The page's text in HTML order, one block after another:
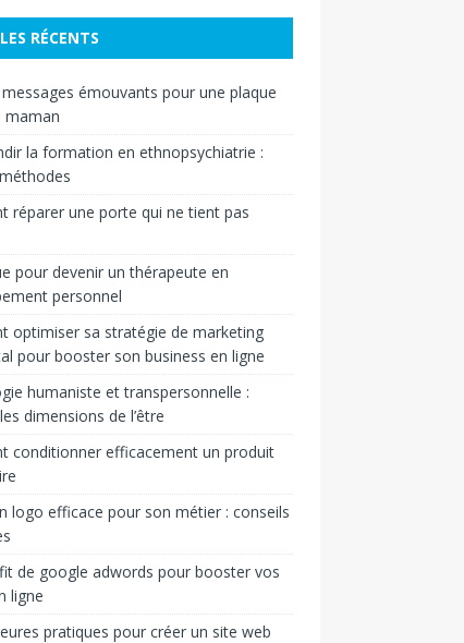
RÉCENTS
émouvants pour une plaque
maman
la formation en ethnopsychiatrie :
réparer une porte qui ne tient pas
pour devenir un thérapeute en
personnel
optimiser sa stratégie de marketing
pour booster son business en ligne
humaniste et transpersonnelle :
dimensions de l’être
conditionner efficacement un produit
logo efficace pour son métier : conseils
de google adwords pour booster vos
ligne
pratiques pour créer un site web